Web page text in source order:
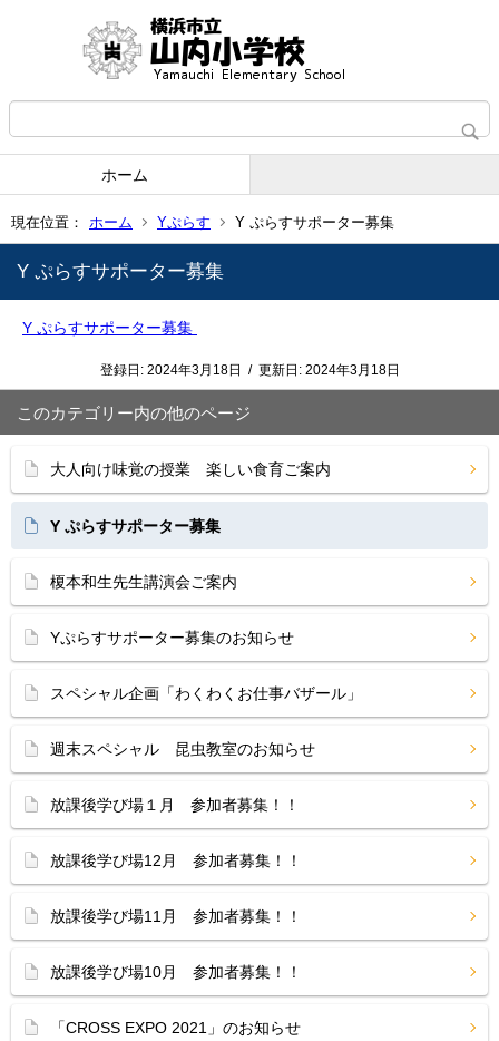
ホーム
現在位置： ホーム Yぷらす Y ぷらすサポーター募集
Y ぷらすサポーター募集
Y ぷらすサポーター募集
登録日: 2024年3月18日 / 更新日: 2024年3月18日
このカテゴリー内の他のページ
大人向け味覚の授業 楽しい食育ご案内
Y ぷらすサポーター募集
榎本和生先生講演会ご案内
Yぷらすサポーター募集のお知らせ
スペシャル企画「わくわくお仕事バザール」
週末スペシャル 昆虫教室のお知らせ
放課後学び場１月 参加者募集！！
放課後学び場12月 参加者募集！！
放課後学び場11月 参加者募集！！
放課後学び場10月 参加者募集！！
「CROSS EXPO 2021」のお知らせ